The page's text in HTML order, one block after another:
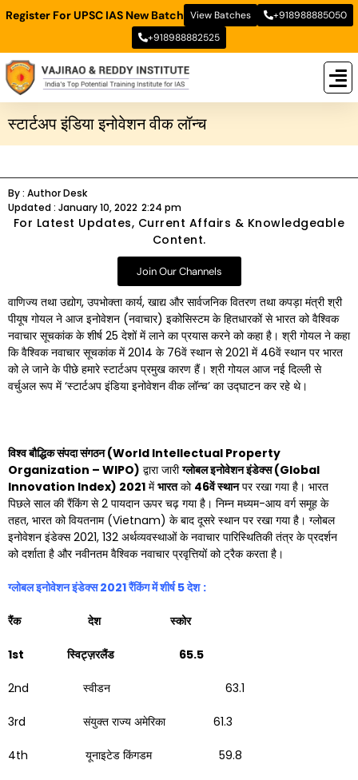
Register For UPSC IAS New Batch View Batches
+918988885050
+918988882525
स्‍टार्टअप इंडिया इनोवेशन वीक लॉन्‍च
By : Author Desk
Updated : January 10, 2022 2:24 pm
For Latest Updates, Current Affairs & Knowledgeable
Content.
Join Our Channels
वाणिज्‍य तथा उद्योग, उपभोक्‍ता कार्य, खाद्य और सार्वजनिक वितरण तथा कपड़ा मंत्री श्री
पीयूष गोयल ने आज इनोवेशन (नवाचार) इकोसिस्‍टम के हितधारकों से भारत को वैश्विक
नवाचार सूचकांक के शीर्ष 25 देशों में लाने का प्रयास करने को कहा है। श्री गोयल ने कहा
कि वैश्विक नवाचार सूचकांक में 2014 के 76वें स्‍थान से 2021 में 46वें स्‍थान पर भारत
को ले जाने के पीछे हमारे स्‍टार्टअप प्रमुख कारण हैं। श्री गोयल आज नई दिल्‍ली से
वर्चुअल रूप में ‘स्‍टार्टअप इंडिया इनोवेशन वीक लॉन्‍च’ का उद्घाटन कर रहे थे।
विश्व बौद्धिक संपदा संगठन (World Intellectual Property
Organization – WIPO) द्वारा जारीग्लोबल इनोवेशन इंडेक्स (Global
Innovation Index) 2021 मेंभारतको 46वें स्थानपर रखा गया है। भारत
पिछले साल की रैंकिंग से 2 पायदान ऊपर चढ़ गया है। निम्न मध्यम-आय वर्ग समूह के
तहत, भारत को वियतनाम (Vietnam) के बाद दूसरे स्थान पर रखा गया है। ग्लोबल
इनोवेशन इंडेक्स 2021, 132 अर्थव्यवस्थाओं के नवाचार पारिस्थितिकी तंत्र के प्रदर्शन
को दर्शाता है और नवीनतम वैश्विक नवाचार प्रवृत्तियों को ट्रैक करता है।
ग्लोबल इनोवेशन इंडेक्स2021रैंकिंग में शीर्ष5देश :
रैंक देश स्कोर
1stस्विट्ज़रलैंड 65.5
2nd स्वीडन 63.1
3rd संयुक्त राज्य अमेरिका 61.3
4th यूनाइटेड किंगडम 59.8